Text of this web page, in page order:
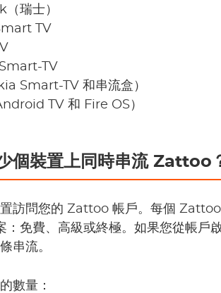
瑞士）
TV
TV
Smart-TV 和串流盒）
TV 和 Fire OS）
個裝置上同時串流 Zattoo
訪問您的 Zattoo 帳戶。每個
免費、高級或終極。如果您從帳戶
串流。
數量：